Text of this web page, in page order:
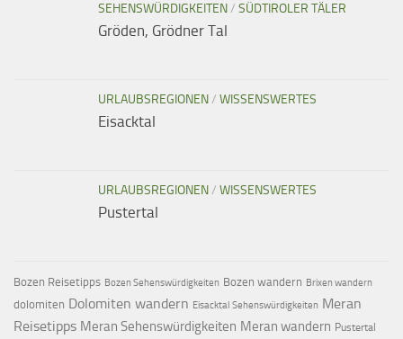
SEHENSWÜRDIGKEITEN/ SÜDTIROLER TÄLER
Gröden, Grödner Tal
URLAUBSREGIONEN/ WISSENSWERTES
Eisacktal
URLAUBSREGIONEN/ WISSENSWERTES
Pustertal
Bozen Reisetipps Bozen Sehenswürdigkeiten Bozen wandern Brixen wandern
dolomiten Dolomiten wandern Eisacktal Sehenswürdigkeiten Meran
Reisetipps Meran Sehenswürdigkeiten Meran wandern Pustertal